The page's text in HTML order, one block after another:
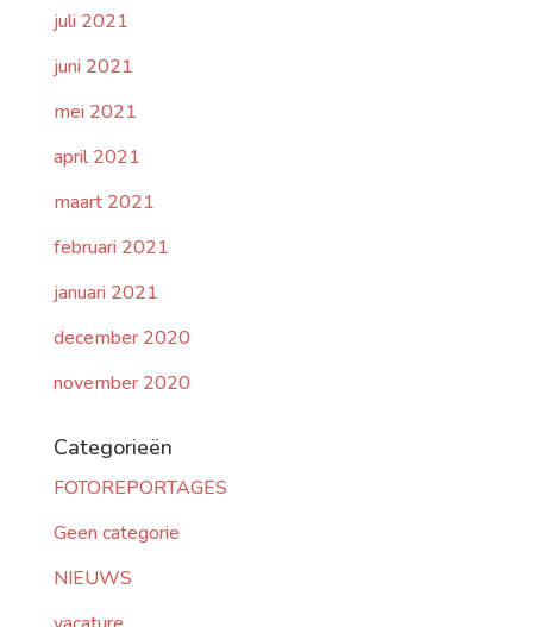
juli 2021
juni 2021
mei 2021
april 2021
maart 2021
februari 2021
januari 2021
december 2020
november 2020
Categorieën
FOTOREPORTAGES
Geen categorie
NIEUWS